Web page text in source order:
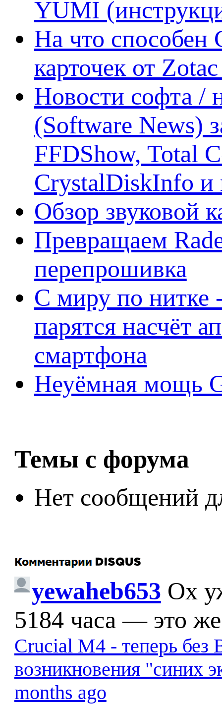
YUMI
На что способен
карточек от
Новости софта /
(Software News)
FFDShow, Total
CrystalDiskInfo и
Обзор звуковой
Превращаем
перепрошивка
С миру по нитке
парятся насчёт
смартфона
Неуёмная мощь
Темы с форума
Нет сообщений
yewaheb653 Ох
5184 часа — это
Crucial M4 - теперь без
возникновения "синих
months ago